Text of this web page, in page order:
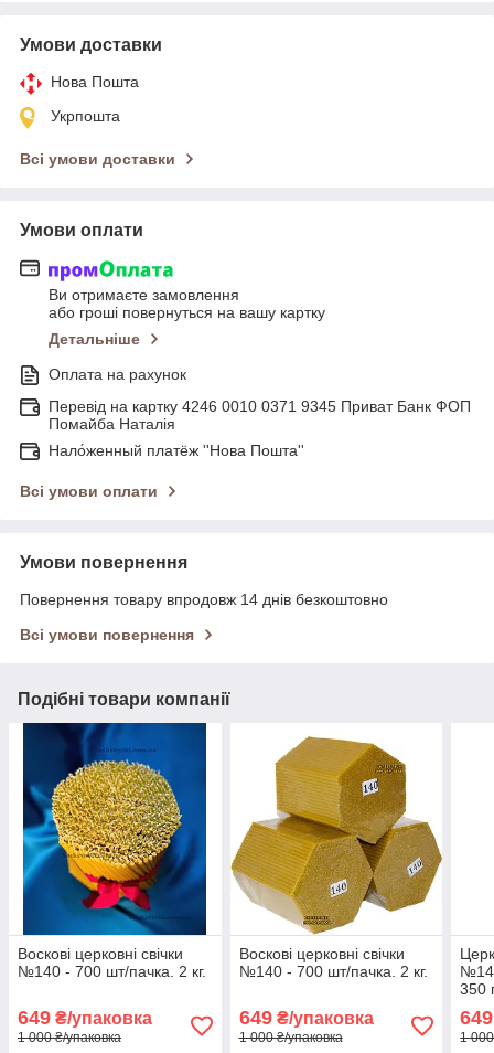
Умови доставки
Нова Пошта
Укрпошта
Всі умови доставки
Умови оплати
Ви отримаєте замовлення
або гроші повернуться на вашу картку
Детальніше
Оплата на рахунок
Перевід на картку 4246 0010 0371 9345 Приват Банк ФОП
Помайба Наталія
Нало́женный платёж ''Нова Пошта''
Всі умови оплати
Умови повернення
Повернення товару впродовж 14 днів безкоштовно
Всі умови повернення
Подібні товари компанії
Воскові церковні свічки
№140 - 700 шт/пачка. 2 кг.
649 ₴/упаковка
1 000 ₴/упаковка
Воскові церковні свічки
№140 - 700 шт/пачка. 2 кг.
649₴/упаковка
1 000 ₴/упаковка
350
649
1